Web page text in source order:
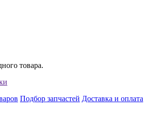
товара.
Подбор запчастей Доставка и оплата